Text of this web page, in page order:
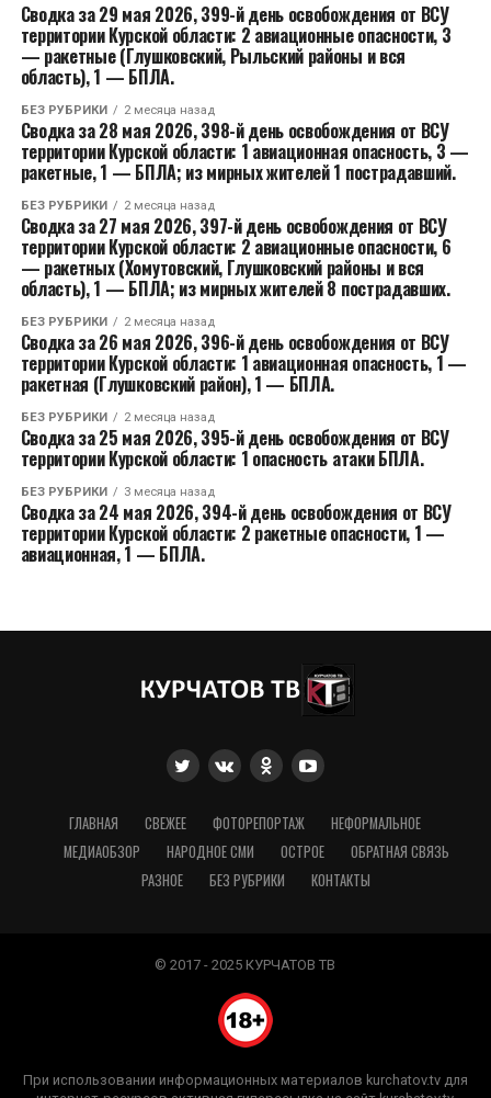
Сводка за 29 мая 2026, 399-й день освобождения от ВСУ
территории Курской области: 2 авиационные опасности, 3
— ракетные (Глушковский, Рыльский районы и вся
область), 1 — БПЛА.
БЕЗ РУБРИКИ 2 месяца назад
Сводка за 28 мая 2026, 398-й день освобождения от ВСУ
территории Курской области: 1 авиационная опасность, 3 —
ракетные, 1 — БПЛА; из мирных жителей 1 пострадавший.
БЕЗ РУБРИКИ 2 месяца назад
Сводка за 27 мая 2026, 397-й день освобождения от ВСУ
территории Курской области: 2 авиационные опасности, 6
— ракетных (Хомутовский, Глушковский районы и вся
область), 1 — БПЛА; из мирных жителей 8 пострадавших.
БЕЗ РУБРИКИ 2 месяца назад
Сводка за 26 мая 2026, 396-й день освобождения от ВСУ
территории Курской области: 1 авиационная опасность, 1 —
ракетная (Глушковский район), 1 — БПЛА.
БЕЗ РУБРИКИ 2 месяца назад
Сводка за 25 мая 2026, 395-й день освобождения от ВСУ
территории Курской области: 1 опасность атаки БПЛА.
БЕЗ РУБРИКИ 3 месяца назад
Сводка за 24 мая 2026, 394-й день освобождения от ВСУ
территории Курской области: 2 ракетные опасности, 1 —
авиационная, 1 — БПЛА.
ГЛАВНАЯ СВЕЖЕЕ ФОТОРЕПОРТАЖ
НЕФОРМАЛЬНОЕ
МЕДИАОБЗОР
НАРОДНОЕ СМИ ОСТРОЕ
ОБРАТНАЯ СВЯЗЬ
РАЗНОЕ
БЕЗ РУБРИКИ КОНТАКТЫ
© 2017 - 2025 КУРЧАТОВ ТВ
При использовании информационных материалов kurchatov.tv для